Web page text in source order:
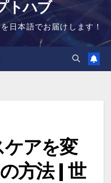
トハブ
日本語でお届けします！
アを変
方法 | 世